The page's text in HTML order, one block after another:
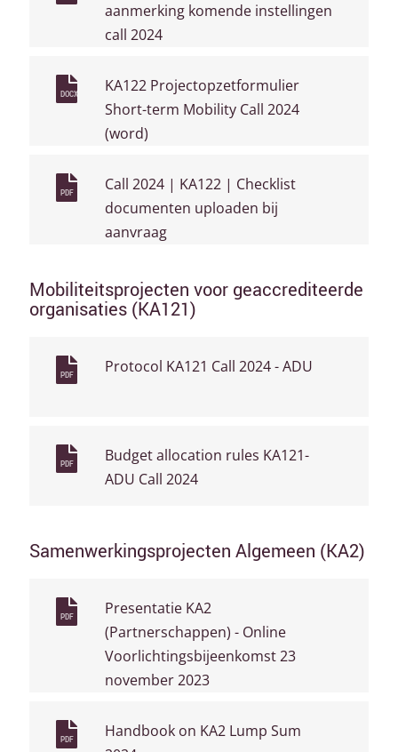
aanmerking komende instellingen
call 2024
DOCX
KA122 Projectopzetformulier
Short-term Mobility Call 2024
(word)
PDF
Call 2024 | KA122 | Checklist
documenten uploaden bij
aanvraag
Mobiliteitsprojecten voor geaccrediteerde
organisaties (KA121)
PDF Protocol KA121 Call 2024 - ADU
PDF
Budget allocation rules KA121-
ADU Call 2024
Samenwerkingsprojecten Algemeen (KA2)
PDF
Presentatie KA2
(Partnerschappen) - Online
Voorlichtingsbijeenkomst 23
november 2023
PDF
Handbook on KA2 Lump Sum